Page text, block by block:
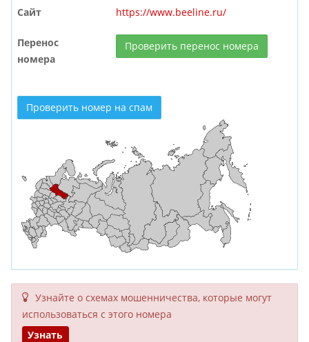
Сайт https://www.beeline.ru/
Перенос
номера
Проверить перенос номера
Проверить номер на спам
Узнайте о схемах мошенни­чества, кото­рые могут
исполь­зоваться с этого номера
Узнать